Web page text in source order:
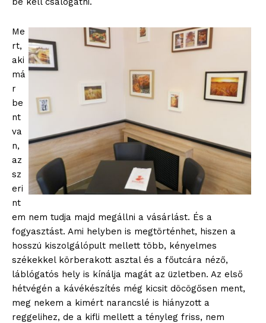
Me
rt,
aki
má
r
be
nt
va
n,
az
sz
eri
nt
em nem tudja majd megállni a vásárlást. És a
fogyasztást. Ami helyben is megtörténhet, hiszen a
hosszú kiszolgálópult mellett több, kényelmes
székekkel körberakott asztal és a főutcára néző,
láblógatós hely is kínálja magát az üzletben. Az első
hétvégén a kávékészítés még kicsit döcögősen ment,
meg nekem a kimért narancslé is hiányzott a
reggelihez, de a kifli mellett a tényleg friss, nem